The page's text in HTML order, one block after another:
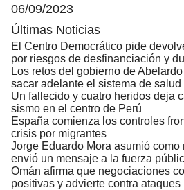
06/09/2023
Últimas Noticias
El Centro Democrático pide
por riesgos de desfinanciación y
Los retos del gobierno de
sacar adelante el sistema de salud
Un fallecido y cuatro heridos deja
sismo en el centro de Perú
España comienza los controles
crisis por migrantes
Jorge Eduardo Mora asumió
envió un mensaje a la fuerza
Omán afirma que negociaciones
positivas y advierte contra ataques